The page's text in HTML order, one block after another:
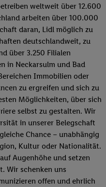
weltweit über 12.600
arbeiten über 100.000
daran, Lidl möglich zu
deutschlandweit, zu
über 3.250 Filialen
in Neckarsulm und Bad
Immobilien oder
zu ergreifen und sich zu
Möglichkeiten, über sich
selbst zu gestalten. Wir
in unserer Belegschaft
Chance – unabhängig
Kultur oder Nationalität.
Augenhöhe und setzen
Wir schenken uns
offen und ehrlich